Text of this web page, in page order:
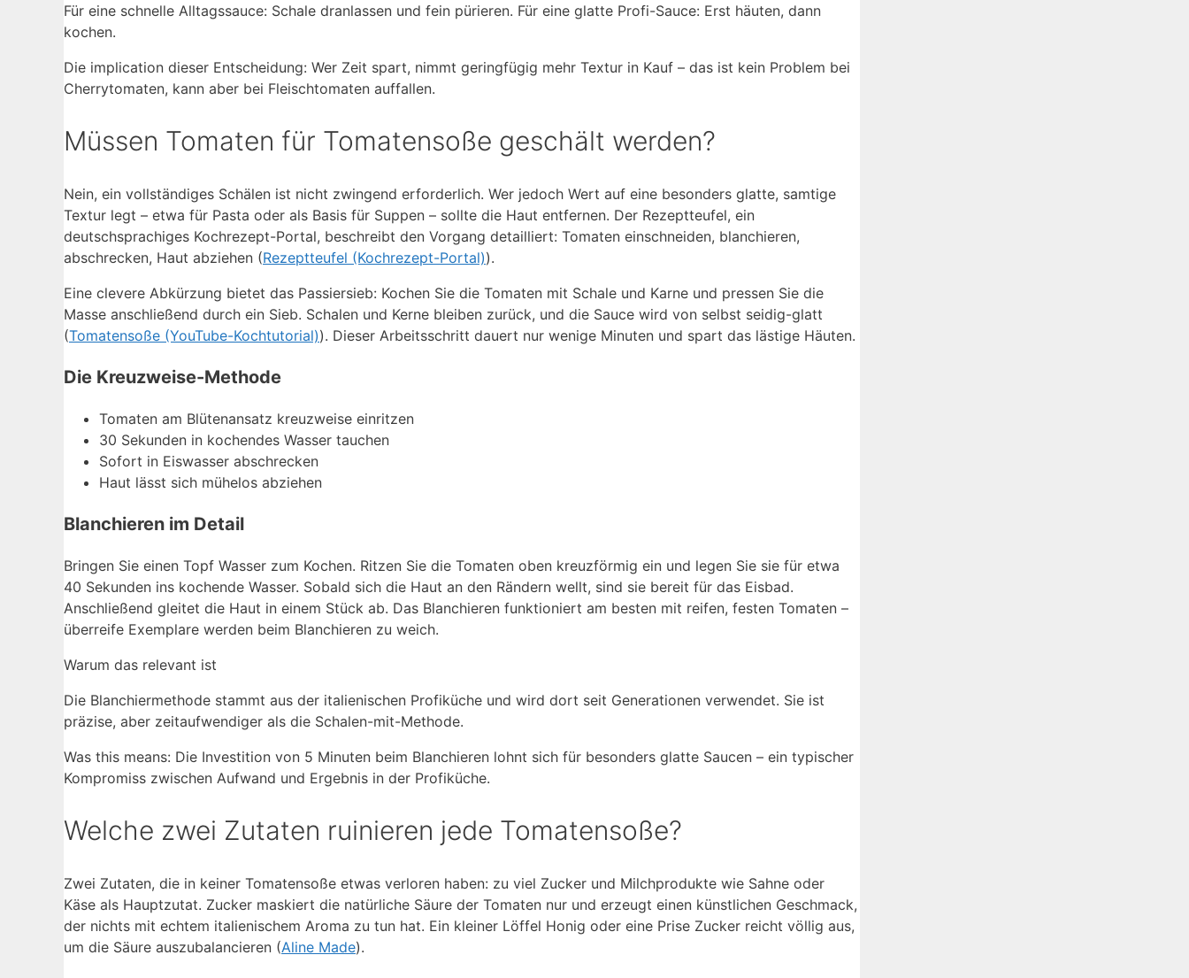
Für eine schnelle Alltagssauce: Schale dranlassen und fein pürieren. Für eine glatte Profi-Sauce: Erst häuten, dann
kochen.
Die implication dieser Entscheidung: Wer Zeit spart, nimmt geringfügig mehr Textur in Kauf – das ist kein Problem bei
Cherrytomaten, kann aber bei Fleischtomaten auffallen.
Müssen Tomaten für Tomatensoße geschält werden?
Nein, ein vollständiges Schälen ist nicht zwingend erforderlich. Wer jedoch Wert auf eine besonders glatte, samtige
Textur legt – etwa für Pasta oder als Basis für Suppen – sollte die Haut entfernen. Der Rezeptteufel, ein
deutschsprachiges Kochrezept-Portal, beschreibt den Vorgang detailliert: Tomaten einschneiden, blanchieren,
abschrecken, Haut abziehen (Rezeptteufel (Kochrezept-Portal)).
Eine clevere Abkürzung bietet das Passiersieb: Kochen Sie die Tomaten mit Schale und Karne und pressen Sie die
Masse anschließend durch ein Sieb. Schalen und Kerne bleiben zurück, und die Sauce wird von selbst seidig-glatt
(Tomatensoße (YouTube-Kochtutorial)). Dieser Arbeitsschritt dauert nur wenige Minuten und spart das lästige Häuten.
Die Kreuzweise-Methode
Tomaten am Blütenansatz kreuzweise einritzen
30 Sekunden in kochendes Wasser tauchen
Sofort in Eiswasser abschrecken
Haut lässt sich mühelos abziehen
Blanchieren im Detail
Bringen Sie einen Topf Wasser zum Kochen. Ritzen Sie die Tomaten oben kreuzförmig ein und legen Sie sie für etwa
40 Sekunden ins kochende Wasser. Sobald sich die Haut an den Rändern wellt, sind sie bereit für das Eisbad.
Anschließend gleitet die Haut in einem Stück ab. Das Blanchieren funktioniert am besten mit reifen, festen Tomaten –
überreife Exemplare werden beim Blanchieren zu weich.
Warum das relevant ist
Die Blanchiermethode stammt aus der italienischen Profiküche und wird dort seit Generationen verwendet. Sie ist
präzise, aber zeitaufwendiger als die Schalen-mit-Methode.
Was this means: Die Investition von 5 Minuten beim Blanchieren lohnt sich für besonders glatte Saucen – ein typischer
Kompromiss zwischen Aufwand und Ergebnis in der Profiküche.
Welche zwei Zutaten ruinieren jede Tomatensoße?
Zwei Zutaten, die in keiner Tomatensoße etwas verloren haben: zu viel Zucker und Milchprodukte wie Sahne oder
Käse als Hauptzutat. Zucker maskiert die natürliche Säure der Tomaten nur und erzeugt einen künstlichen Geschmack,
der nichts mit echtem italienischem Aroma zu tun hat. Ein kleiner Löffel Honig oder eine Prise Zucker reicht völlig aus,
um die Säure auszubalancieren (Aline Made).